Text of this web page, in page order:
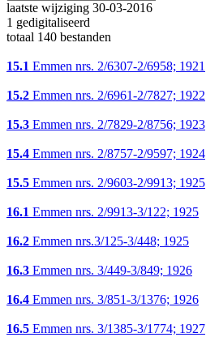
laatste wijziging 30-03-2016
1 gedigitaliseerd
totaal 140 bestanden
15.1 Emmen nrs. 2/6307-2/6958; 1921
15.2 Emmen nrs. 2/6961-2/7827; 1922
15.3 Emmen nrs. 2/7829-2/8756; 1923
15.4 Emmen nrs. 2/8757-2/9597; 1924
15.5 Emmen nrs. 2/9603-2/9913; 1925
16.1 Emmen nrs. 2/9913-3/122; 1925
16.2 Emmen nrs.3/125-3/448; 1925
16.3 Emmen nrs. 3/449-3/849; 1926
16.4 Emmen nrs. 3/851-3/1376; 1926
16.5 Emmen nrs. 3/1385-3/1774; 1927